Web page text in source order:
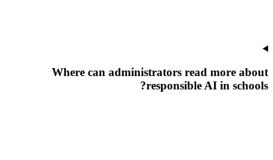
Where can administrators read more about
responsible AI in schools?